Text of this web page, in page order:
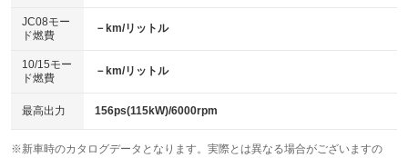
電動格納ミラー
：装備なし
：装備なし
パワーシート
ベンチシート
：装備なし
チップアップシート
：装備なし
：装備なし ：装備あり
JC08モー
ド燃費
－km/リットル
10/15モー
ド燃費
－km/リットル
最高出力 156ps(115kW)/6000rpm
※新車時のカタログデータとなります。実際とは異なる場合がございますの